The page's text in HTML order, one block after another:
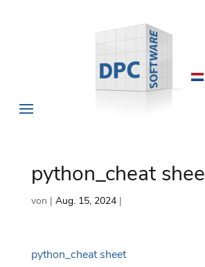
python_cheat
von | Aug. 15, 2024|
python_cheat sheet